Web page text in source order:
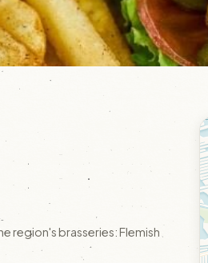
region's brasseries: Flemish